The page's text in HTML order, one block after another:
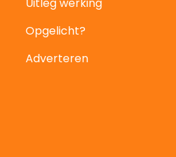
Opgelicht?
Adverteren